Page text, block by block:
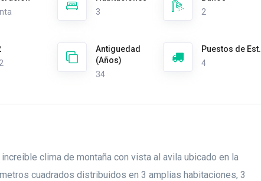
3
2
Antiguedad
(Años)
34
Puestos de Est.
4
clima de montaña con vista al avila ubicado en la
cuadrados distribuidos en 3 amplias habitaciones, 3